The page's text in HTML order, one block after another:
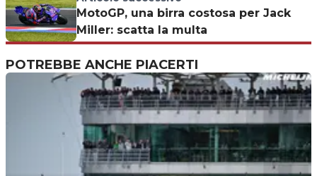
MotoGP, una birra costosa per Jack
Miller: scatta la multa
POTREBBE ANCHE PIACERTI